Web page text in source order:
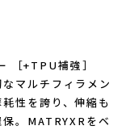
［+TPU補強］
マルチフィラメン
性を誇り、伸縮も
。MATRYXRをベ